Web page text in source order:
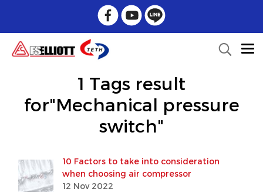
1 Tags result
for"Mechanical pressure
switch"
10 Factors to take into consideration
when choosing air compressor
12 Nov 2022